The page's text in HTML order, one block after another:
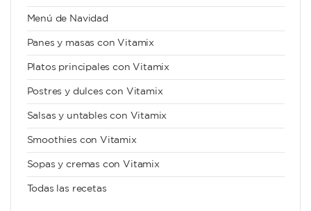
Menú de Navidad
Panes y masas con Vitamix
Platos principales con Vitamix
Postres y dulces con Vitamix
Salsas y untables con Vitamix
Smoothies con Vitamix
Sopas y cremas con Vitamix
Todas las recetas